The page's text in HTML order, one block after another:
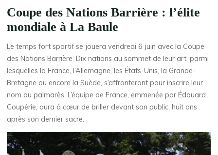
Coupe des Nations Barrière : l’élite
mondiale à La Baule
Le temps fort sportif se jouera vendredi 6 juin avec la Coupe
des Nations Barrière. Dix nations au sommet de leur art, parmi
lesquelles la France, l’Allemagne, les États-Unis, la Grande-
Bretagne ou encore la Suède, s’affronteront pour inscrire leur
nom au palmarès. L’équipe de France, emmenée par Édouard
Coupérie, aura à cœur de briller devant son public, huit ans
après son dernier sacre.